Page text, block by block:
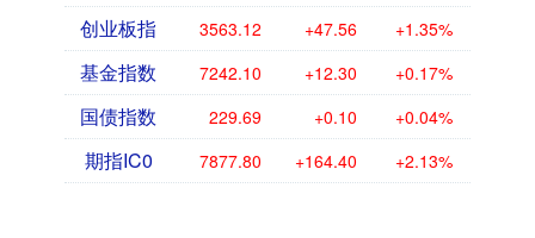
创业板指 3563.12 +47.56 +1.35%
基金指数 7242.10 +12.30 +0.17%
国债指数 229.69 +0.10 +0.04%
期指IC0 7877.80 +164.40 +2.13%